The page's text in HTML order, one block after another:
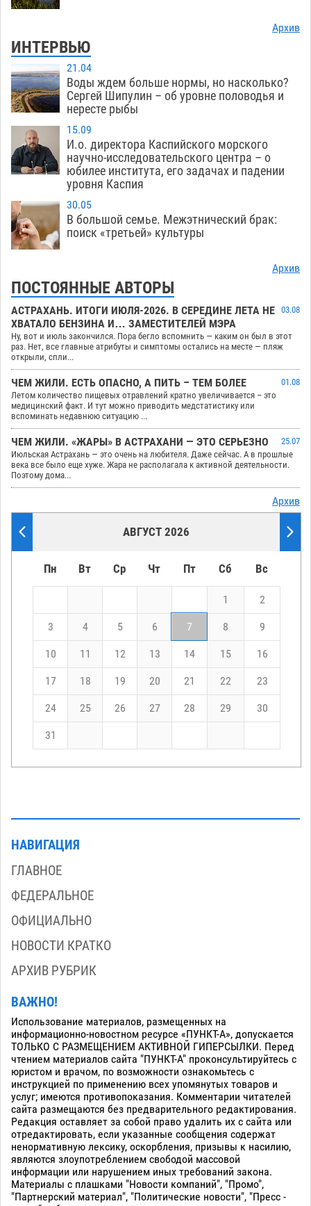
Архив
ИНТЕРВЬЮ
21.04
Воды ждем больше нормы, но насколько?
Сергей Шипулин – об уровне половодья и
нересте рыбы
15.09
И.о. директора Каспийского морского
научно-исследовательского центра – о
юбилее института, его задачах и падении
уровня Каспия
30.05
В большой семье. Межэтнический брак:
поиск «третьей» культуры
Архив
ПОСТОЯННЫЕ АВТОРЫ
АСТРАХАНЬ. ИТОГИ ИЮЛЯ-2026. В СЕРЕДИНЕ ЛЕТА НЕ
ХВАТАЛО БЕНЗИНА И… ЗАМЕСТИТЕЛЕЙ МЭРА
03.08
Ну, вот и июль закончился. Пора бегло вспомнить — каким он был в этот
раз. Нет, все главные атрибуты и симптомы остались на месте — пляж
открыли, спли...
ЧЕМ ЖИЛИ. ЕСТЬ ОПАСНО, А ПИТЬ – ТЕМ БОЛЕЕ
01.08
Летом количество пищевых отравлений кратно увеличивается – это
медицинский факт. И тут можно приводить медстатистику или
вспоминать недавнюю ситуацию ...
ЧЕМ ЖИЛИ. «ЖАРЫ» В АСТРАХАНИ — ЭТО СЕРЬЕЗНО
25.07
Июльская Астрахань — это очень на любителя. Даже сейчас. А в прошлые
века все было еще хуже. Жара не располагала к активной деятельности.
Поэтому дома...
Архив
АВГУСТ 2026
Пн Вт Ср Чт Пт Сб Вс
1 2
3 4 5 6 7 8 9
10 11 12 13 14 15 16
17 18 19 20 21 22 23
24 25 26 27 28 29 30
31
НАВИГАЦИЯ
ГЛАВНОЕ
ФЕДЕРАЛЬНОЕ
ОФИЦИАЛЬНО
НОВОСТИ КРАТКО
АРХИВ РУБРИК
ВАЖНО!
Использование материалов, размещенных на
информационно-новостном ресурсе «ПУНКТ-А», допускается
ТОЛЬКО С РАЗМЕЩЕНИЕМ АКТИВНОЙ ГИПЕРСЫЛКИ. Перед
чтением материалов сайта "ПУНКТ-А" проконсультируйтесь с
юристом и врачом, по возможности ознакомьтесь с
инструкцией по применению всех упомянутых товаров и
услуг; имеются противопоказания. Комментарии читателей
сайта размещаются без предварительного редактирования.
Редакция оставляет за собой право удалить их с сайта или
отредактировать, если указанные сообщения содержат
ненормативную лексику, оскорбления, призывы к насилию,
являются злоупотреблением свободой массовой
информации или нарушением иных требований закона.
Материалы с плашками "Новости компаний", "Промо",
"Партнерский материал", "Политические новости", "Пресс -